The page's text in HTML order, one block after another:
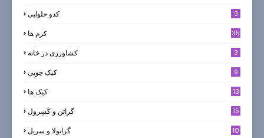
کدو حلوایی 9
کرم ها 35
کشاورزی در خانه 3
کیک چوبی 9
کیک ها
13
گراتن و كَسِرول 15
گرانولا و سريل 10